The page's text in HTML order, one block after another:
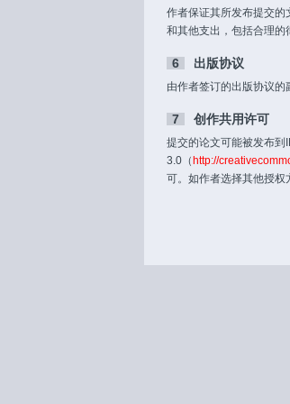
作者保证其所发布提交的
和其他支出，包括合理的
6 出版协议
由作者签订的出版协议的
7 创作共用许可
提交的论文可能被发布到
3.0（ http://
可。如作者选择其他授权